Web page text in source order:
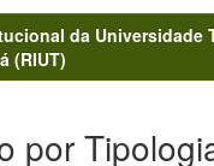
da Universidade
(RIUT)
por